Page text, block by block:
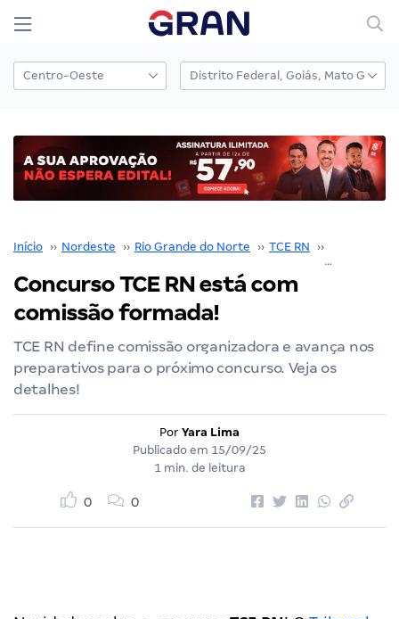
Início ›› Nordeste ›› Rio Grande do Norte ›› TCE RN ››
Concurso TCE RN está com
comissão formada!
TCE RN define comissão organizadora e avança nos
preparativos para o próximo concurso. Veja os
detalhes!
Por Yara Lima
Publicado em 15/09/25
1 min. de leitura
0 0